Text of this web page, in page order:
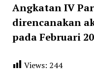
Angkatan IV
direncanakan
pada Februari
Views: 244